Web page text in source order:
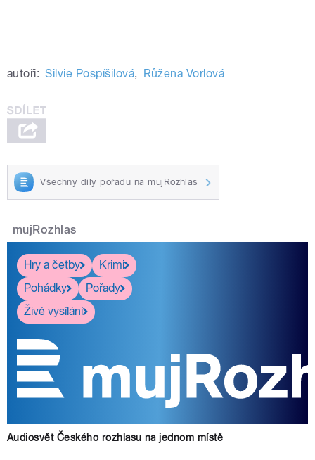
autoři: Silvie Pospíšilová, Růžena Vorlová
Všechny díly pořadu na mujRozhlas
mujRozhlas
Hry a četby
Krimi
Pohádky
Pořady
Živé vysílání
Audiosvět Českého rozhlasu na jednom místě